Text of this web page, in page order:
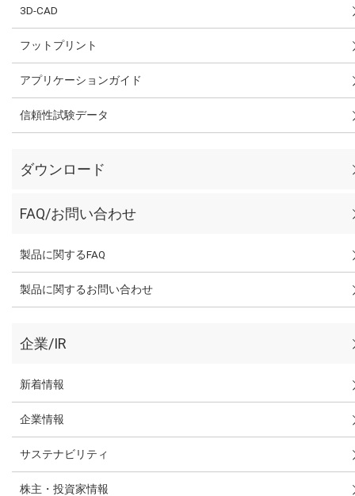
3D-CAD
フットプリント
アプリケーションガイド
信頼性試験データ
ダウンロード
FAQ/お問い合わせ
製品に関するFAQ
製品に関するお問い合わせ
企業/IR
新着情報
企業情報
サステナビリティ
株主・投資家情報